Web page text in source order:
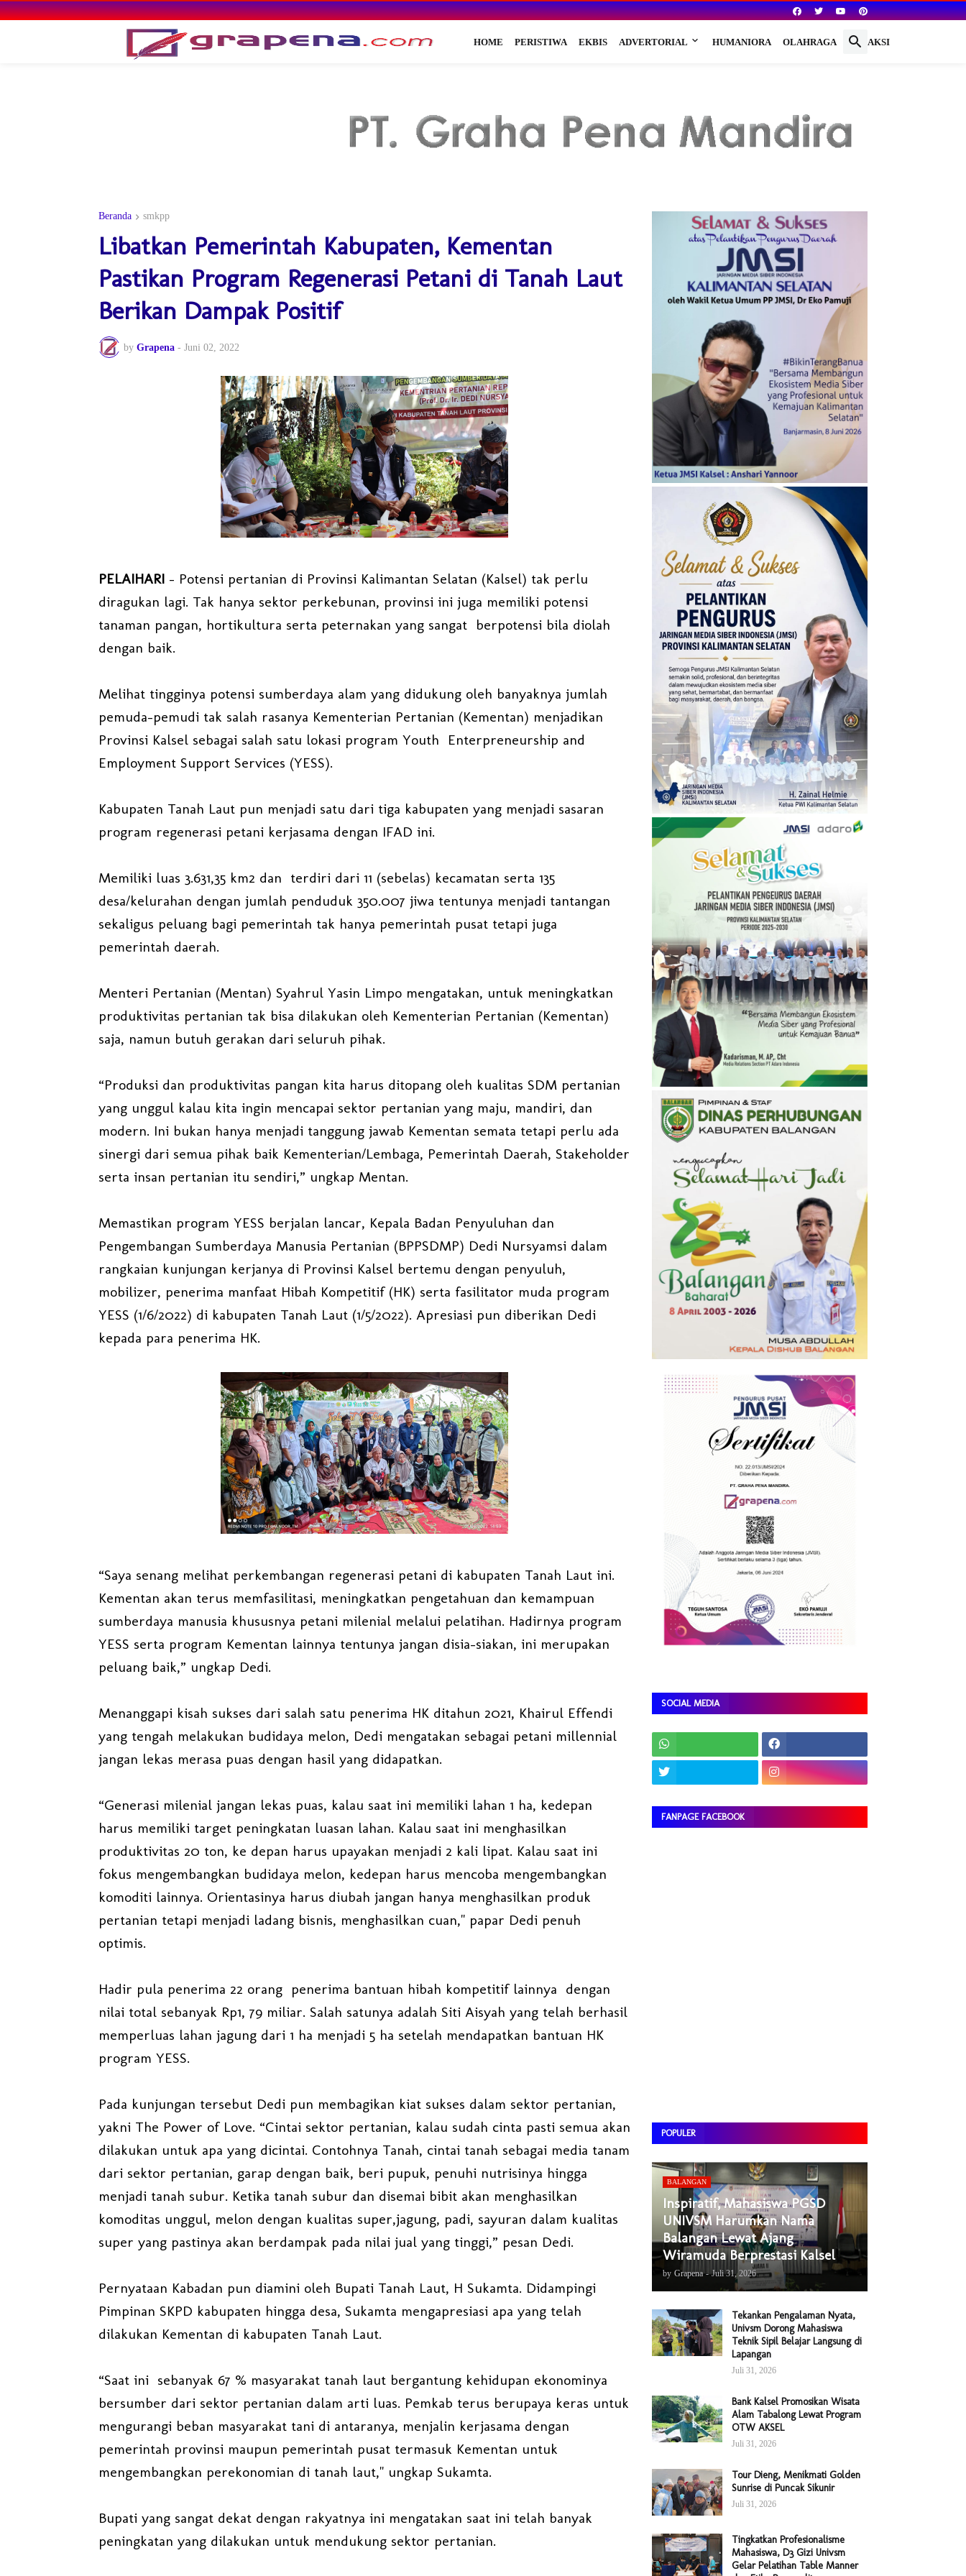
HOME PERISTIWA EKBIS ADVERTORIAL HUMANIORA OLAHRAGA REDAKSI
Beranda smkpp
Libatkan Pemerintah Kabupaten, Kementan
Pastikan Program Regenerasi Petani di Tanah Laut
Berikan Dampak Positif
by Grapena - Juni 02, 2022
PELAIHARI – Potensi pertanian di Provinsi Kalimantan Selatan (Kalsel) tak perlu
diragukan lagi. Tak hanya sektor perkebunan, provinsi ini juga memiliki potensi
tanaman pangan, hortikultura serta peternakan yang sangat berpotensi bila diolah
dengan baik.
Melihat tingginya potensi sumberdaya alam yang didukung oleh banyaknya jumlah
pemuda-pemudi tak salah rasanya Kementerian Pertanian (Kementan) menjadikan
Provinsi Kalsel sebagai salah satu lokasi program Youth Enterpreneurship and
Employment Support Services (YESS).
Kabupaten Tanah Laut pun menjadi satu dari tiga kabupaten yang menjadi sasaran
program regenerasi petani kerjasama dengan IFAD ini.
Memiliki luas 3.631,35 km2 dan terdiri dari 11 (sebelas) kecamatan serta 135
desa/kelurahan dengan jumlah penduduk 350.007 jiwa tentunya menjadi tantangan
sekaligus peluang bagi pemerintah tak hanya pemerintah pusat tetapi juga
pemerintah daerah.
Menteri Pertanian (Mentan) Syahrul Yasin Limpo mengatakan, untuk meningkatkan
produktivitas pertanian tak bisa dilakukan oleh Kementerian Pertanian (Kementan)
saja, namun butuh gerakan dari seluruh pihak.
“Produksi dan produktivitas pangan kita harus ditopang oleh kualitas SDM pertanian
yang unggul kalau kita ingin mencapai sektor pertanian yang maju, mandiri, dan
modern. Ini bukan hanya menjadi tanggung jawab Kementan semata tetapi perlu ada
sinergi dari semua pihak baik Kementerian/Lembaga, Pemerintah Daerah, Stakeholder
serta insan pertanian itu sendiri,” ungkap Mentan.
Memastikan program YESS berjalan lancar, Kepala Badan Penyuluhan dan
Pengembangan Sumberdaya Manusia Pertanian (BPPSDMP) Dedi Nursyamsi dalam
rangkaian kunjungan kerjanya di Provinsi Kalsel bertemu dengan penyuluh,
mobilizer, penerima manfaat Hibah Kompetitif (HK) serta fasilitator muda program
YESS (1/6/2022) di kabupaten Tanah Laut (1/5/2022). Apresiasi pun diberikan Dedi
kepada para penerima HK.
“Saya senang melihat perkembangan regenerasi petani di kabupaten Tanah Laut ini.
Kementan akan terus memfasilitasi, meningkatkan pengetahuan dan kemampuan
sumberdaya manusia khususnya petani milenial melalui pelatihan. Hadirnya program
YESS serta program Kementan lainnya tentunya jangan disia-siakan, ini merupakan
peluang baik,” ungkap Dedi.
Menanggapi kisah sukses dari salah satu penerima HK ditahun 2021, Khairul Effendi
yang tengah melakukan budidaya melon, Dedi mengatakan sebagai petani millennial
jangan lekas merasa puas dengan hasil yang didapatkan.
“Generasi milenial jangan lekas puas, kalau saat ini memiliki lahan 1 ha, kedepan
harus memiliki target peningkatan luasan lahan. Kalau saat ini menghasilkan
produktivitas 20 ton, ke depan harus upayakan menjadi 2 kali lipat. Kalau saat ini
fokus mengembangkan budidaya melon, kedepan harus mencoba mengembangkan
komoditi lainnya. Orientasinya harus diubah jangan hanya menghasilkan produk
pertanian tetapi menjadi ladang bisnis, menghasilkan cuan," papar Dedi penuh
optimis.
Hadir pula penerima 22 orang penerima bantuan hibah kompetitif lainnya dengan
nilai total sebanyak Rp1, 79 miliar. Salah satunya adalah Siti Aisyah yang telah berhasil
memperluas lahan jagung dari 1 ha menjadi 5 ha setelah mendapatkan bantuan HK
program YESS.
Pada kunjungan tersebut Dedi pun membagikan kiat sukses dalam sektor pertanian,
yakni The Power of Love. “Cintai sektor pertanian, kalau sudah cinta pasti semua akan
dilakukan untuk apa yang dicintai. Contohnya Tanah, cintai tanah sebagai media tanam
dari sektor pertanian, garap dengan baik, beri pupuk, penuhi nutrisinya hingga
menjadi tanah subur. Ketika tanah subur dan disemai bibit akan menghasilkan
komoditas unggul, melon dengan kualitas super,jagung, padi, sayuran dalam kualitas
super yang pastinya akan berdampak pada nilai jual yang tinggi,” pesan Dedi.
Pernyataan Kabadan pun diamini oleh Bupati Tanah Laut, H Sukamta. Didampingi
Pimpinan SKPD kabupaten hingga desa, Sukamta mengapresiasi apa yang telah
dilakukan Kementan di kabupaten Tanah Laut.
“Saat ini sebanyak 67 % masyarakat tanah laut bergantung kehidupan ekonominya
bersumber dari sektor pertanian dalam arti luas. Pemkab terus berupaya keras untuk
mengurangi beban masyarakat tani di antaranya, menjalin kerjasama dengan
pemerintah provinsi maupun pemerintah pusat termasuk Kementan untuk
mengembangkan perekonomian di tanah laut," ungkap Sukamta.
Bupati yang sangat dekat dengan rakyatnya ini mengatakan saat ini telah banyak
peningkatan yang dilakukan untuk mendukung sektor pertanian.
SOCIAL MEDIA
FANPAGE FACEBOOK
POPULER
BALANGAN
Inspiratif, Mahasiswa PGSD
UNIVSM Harumkan Nama
Balangan Lewat Ajang
Wiramuda Berprestasi Kalsel
by Grapena - Juli 31, 2026
Tekankan Pengalaman Nyata,
Univsm Dorong Mahasiswa
Teknik Sipil Belajar Langsung di
Lapangan
Juli 31, 2026
Bank Kalsel Promosikan Wisata
Alam Tabalong Lewat Program
OTW AKSEL
Juli 31, 2026
Tour Dieng, Menikmati Golden
Sunrise di Puncak Sikunir
Juli 31, 2026
Tingkatkan Profesionalisme
Mahasiswa, D3 Gizi Univsm
Gelar Pelatihan Table Manner